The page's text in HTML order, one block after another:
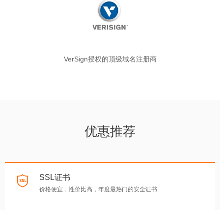
VerSign授权的顶级域名注册商
优惠推荐
SSL证书
价格便宜，性价比高，年度最热门的安全证书